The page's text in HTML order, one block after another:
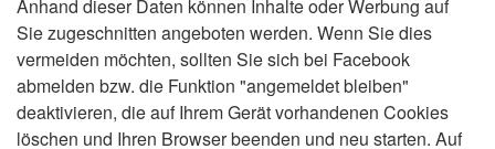
Anhand dieser Daten können Inhalte oder Werbung auf
Sie zugeschnitten angeboten werden. Wenn Sie dies
vermeiden möchten, sollten Sie sich bei Facebook
abmelden bzw. die Funktion "angemeldet bleiben"
deaktivieren, die auf Ihrem Gerät vorhandenen Cookies
löschen und Ihren Browser beenden und neu starten. Auf